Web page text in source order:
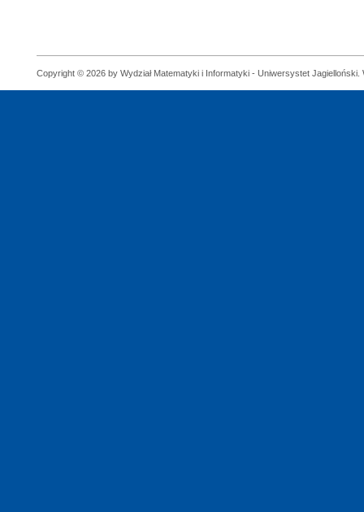
Copyright © 2026 by Wydział Matematyki i Informatyki - Uniwersystet